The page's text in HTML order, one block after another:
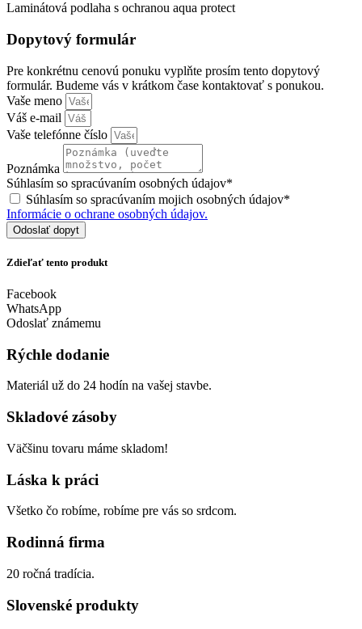
Laminátová podlaha s ochranou aqua protect
Dopytový formulár
Pre konkrétnu cenovú ponuku vyplňte prosím tento dopytový
formulár. Budeme vás v krátkom čase kontaktovať s ponukou.
Vaše meno
Váš e-mail
Vaše telefónne číslo
Poznámka
Súhlasím so spracúvaním osobných údajov*
Súhlasím so spracúvaním mojich osobných údajov*
Informácie o ochrane osobných údajov.
Odoslať dopyt
Zdieľať tento produkt
Facebook
WhatsApp
Odoslať známemu
Rýchle dodanie
Materiál už do 24 hodín na vašej stavbe.
Skladové zásoby
Väčšinu tovaru máme skladom!
Láska k práci
Všetko čo robíme, robíme pre vás so srdcom.
Rodinná firma
20 ročná tradícia.
Slovenské produkty